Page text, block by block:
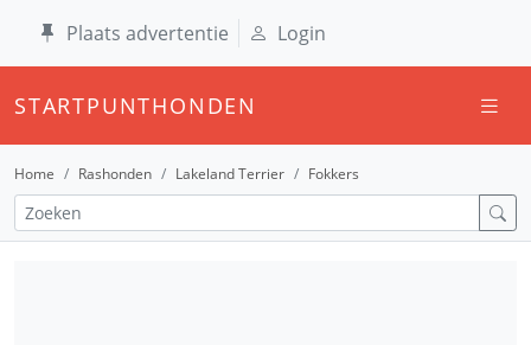
Plaats advertentie Login
STARTPUNTHONDEN
Home Rashonden Lakeland Terrier Fokkers